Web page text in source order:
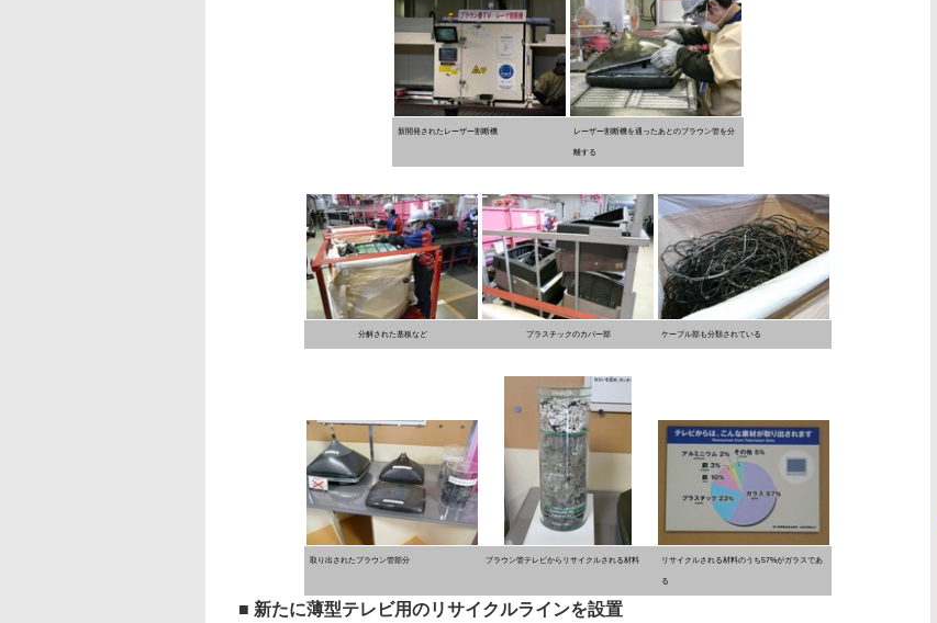
新開発されたレーザー割断機 レーザー割断機を通ったあとのブラウン管を分
離する
分解された基板など プラスチックのカバー部 ケーブル部も分類されている
取り出されたブラウン管部分 ブラウン管テレビからリサイクルされる材料 リサイクルされる材料のうち57%がガラスであ
る
■ 新たに薄型テレビ用のリサイクルラインを設置